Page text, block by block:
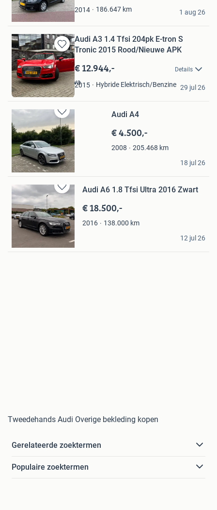
2014 186.647 km
Claudia
1 aug 26
Bewaren
in
Mijn
Favorieten
Audi A3 1.4 Tfsi 204pk E-tron S
Tronic 2015 Rood/Nieuwe APK
€ 12.944,- Details
2015 Hybride Elektrisch/Benzine
Anastasiia Yermakova
Enschede
29 jul 26
Bewaren
in
Mijn
Favorieten
Audi A4
€ 4.500,-
2008 205.468 km
TDZ automotive
Berg en Terblijt
18 jul 26
Bewaren
Mijn
Favorieten
Audi A6 1.8 Tfsi Ultra 2016 Zwart
€ 18.500,-
2016 138.000 km
samue
Eindhoven
12 jul 26
Tweedehands Audi Overige bekleding kopen
Gerelateerde zoektermen
Populaire zoektermen